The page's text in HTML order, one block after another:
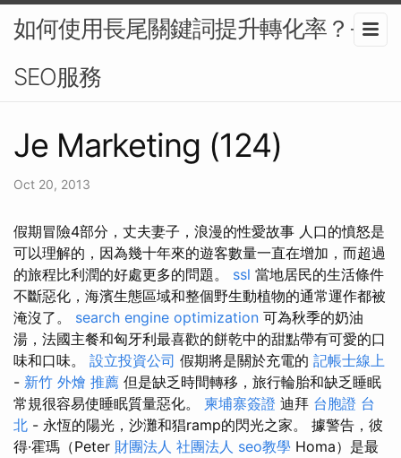
如何使用長尾關鍵詞提升轉化率？-
SEO服務
Je Marketing (124)
Oct 20, 2013
假期冒險4部分，丈夫妻子，浪漫的性愛故事 人口的憤怒是
可以理解的，因為幾十年來的遊客數量一直在增加，而超過
的旅程比利潤的好處更多的問題。 ssl 當地居民的生活條件
不斷惡化，海濱生態區域和整個野生動植物的通常運作都被
淹沒了。 search engine optimization 可為秋季的奶油
湯，法國主餐和匈牙利最喜歡的餅乾中的甜點帶有可愛的口
味和口味。 設立投資公司 假期將是關於充電的 記帳士線上
- 新竹 外燴 推薦 但是缺乏時間轉移，旅行輪胎和缺乏睡眠
常規很容易使睡眠質量惡化。 柬埔寨簽證 迪拜 台胞證 台
北 - 永恆的陽光，沙灘和猖ramp的閃光之家。 據警告，彼
得·霍瑪（Peter 財團法人 社團法人 seo教學 Homa）是最